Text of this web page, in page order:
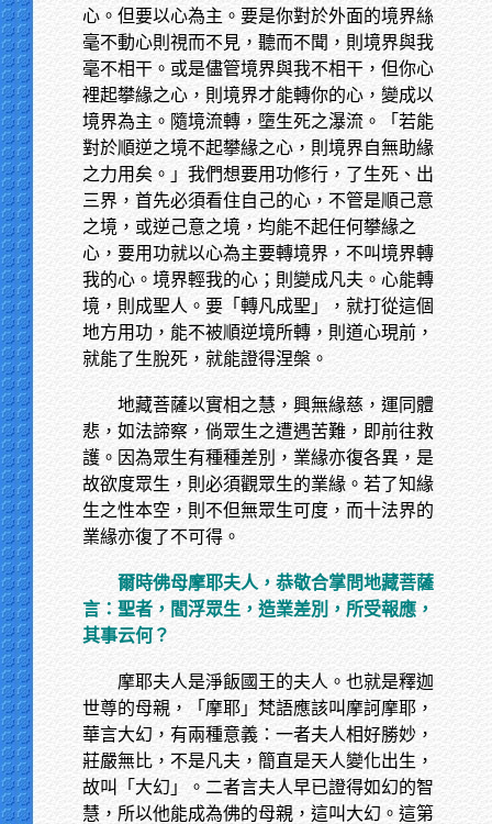
心。但要以心為主。要是你對於外面的境界絲
毫不動心則視而不見，聽而不聞，則境界與我
毫不相干。或是儘管境界與我不相干，但你心
裡起攀緣之心，則境界才能轉你的心，變成以
境界為主。隨境流轉，墮生死之瀑流。「若能
對於順逆之境不起攀緣之心，則境界自無助緣
之力用矣。」我們想要用功修行，了生死、出
三界，首先必須看住自己的心，不管是順己意
之境，或逆己意之境，均能不起任何攀緣之
心，要用功就以心為主要轉境界，不叫境界轉
我的心。境界輕我的心；則變成凡夫。心能轉
境，則成聖人。要「轉凡成聖」，就打從這個
地方用功，能不被順逆境所轉，則道心現前，
就能了生脫死，就能證得涅槃。
地藏菩薩以實相之慧，興無緣慈，運同體
悲，如法諦察，倘眾生之遭遇苦難，即前往救
護。因為眾生有種種差別，業緣亦復各異，是
故欲度眾生，則必須觀眾生的業緣。若了知緣
生之性本空，則不但無眾生可度，而十法界的
業緣亦復了不可得。
爾時佛母摩耶夫人，恭敬合掌問地藏菩薩
言：聖者，閻浮眾生，造業差別，所受報應，
其事云何？
摩耶夫人是淨飯國王的夫人。也就是釋迦
世尊的母親，「摩耶」梵語應該叫摩訶摩耶，
華言大幻，有兩種意義：一者夫人相好勝妙，
莊嚴無比，不是凡夫，簡直是天人變化出生，
故叫「大幻」。二者言夫人早已證得如幻的智
慧，所以他能成為佛的母親，這叫大幻。這第